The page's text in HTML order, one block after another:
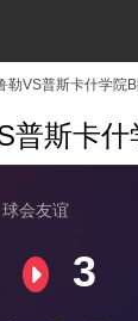
勒VS普斯卡什学院
普斯卡什
球会友谊
3